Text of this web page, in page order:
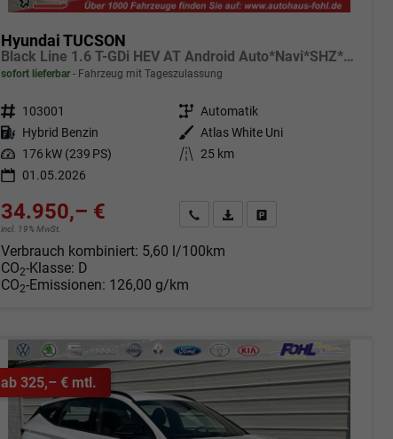
Hyundai TUCSON
Black Line 1.6 T-GDi HEV AT Android Auto*Navi*SHZ*Kamera*2Z Klimaauto*
sofort lieferbar Fahrzeug mit Tageszulassung
Fahrzeugnr. 103001 Getriebe Automatik
Kraftstoff Hybrid Benzin Außenfarbe Atlas White Uni
Leistung 176 kW (239 PS) Kilometerstand 25 km
01.05.2026
34.950,– €
incl. 19% MwSt.
Angebot anfordern
Fahrzeugexpose (PDF)
Fahrzeug parken
Verbrauch kombiniert: 5,60 l/100km
CO2-Klasse: D
CO2-Emissionen: 126,00 g/km
ab 325,– € mtl.